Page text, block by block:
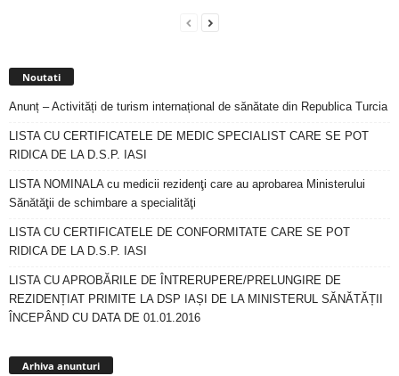
Noutati
Anunț – Activități de turism internațional de sănătate din Republica Turcia
LISTA CU CERTIFICATELE DE MEDIC SPECIALIST CARE SE POT
RIDICA DE LA D.S.P. IASI
LISTA NOMINALA cu medicii rezidenţi care au aprobarea Ministerului
Sănătăţii de schimbare a specialităţi
LISTA CU CERTIFICATELE DE CONFORMITATE CARE SE POT
RIDICA DE LA D.S.P. IASI
LISTA CU APROBĂRILE DE ÎNTRERUPERE/PRELUNGIRE DE
REZIDENȚIAT PRIMITE LA DSP IAȘI DE LA MINISTERUL SĂNĂTĂȚII
ÎNCEPÂND CU DATA DE 01.01.2016
Arhiva anunturi